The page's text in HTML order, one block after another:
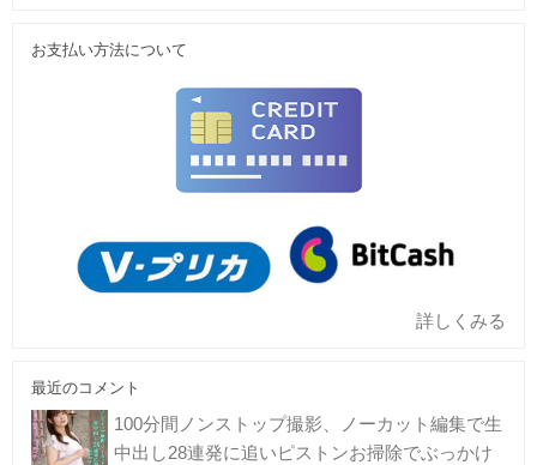
お支払い方法について
詳しくみる
最近のコメント
100分間ノンストップ撮影、ノーカット編集で生
中出し28連発に追いピストンお掃除でぶっかけ